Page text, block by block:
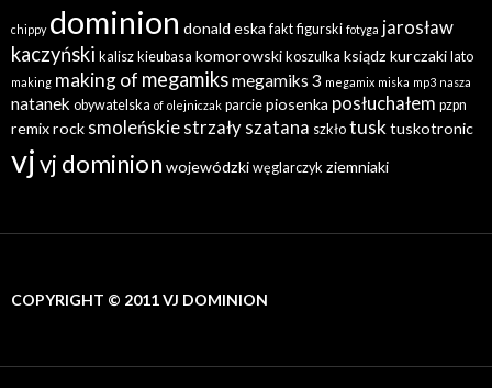
chippy dominion donald eska fakt figurski fotyga jarosław
kaczyński kalisz kieubasa komorowski koszulka ksiądz kurczaki lato
making making of megamiksmegamiks 3 megamix miska mp3 nasza
natanek obywatelska of olejniczak parcie piosenka posłuchałem pzpn
remixrock smoleńskie strzały szatana szkło tusk tuskotronic
vjvj dominion wojewódzki węglarczyk ziemniaki
COPYRIGHT © 2011 VJ DOMINION